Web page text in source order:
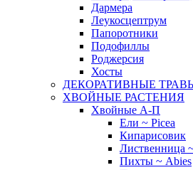
Дармера
Леукосцептрум
Папоротники
Подофиллы
Роджерсия
Хосты
ДЕКОРАТИВНЫЕ
ХВОЙНЫЕ РАСТЕНИЯ
Хвойные А-П
Ели ~ Picea
Кипарисовик
Лиственница
Пихты ~ Abies